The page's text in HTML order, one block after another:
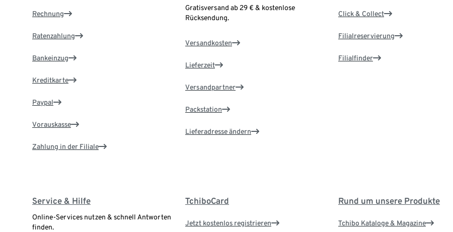
Rechnung
Ratenzahlung
Bankeinzug
Kreditkarte
Paypal
Vorauskasse
Zahlung in der Filiale
Gratisversand ab 29 € & kostenlose
Rücksendung.
Versandkosten
Lieferzeit
Versandpartner
Packstation
Lieferadresse ändern
Click & Collect
Filialreservierung
Filialfinder
Service & Hilfe
Online-Services nutzen & schnell Antworten
finden.
TchiboCard
Jetzt kostenlos registrieren
Rund um unsere Produkte
Tchibo Kataloge & Magazine